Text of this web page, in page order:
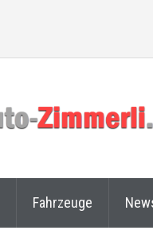
Fahrzeuge